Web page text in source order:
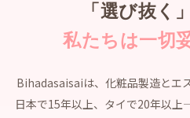
「選び抜く
私たちは一切
Bihadasaisaiは、化粧品製造とエ
日本で15年以上、タイで20年以